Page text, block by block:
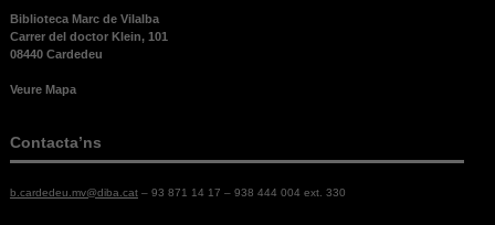
Biblioteca Marc de Vilalba
Carrer del doctor Klein, 101
08440 Cardedeu
Veure Mapa
Contacta’ns
b.cardedeu.mv@diba.cat– 93 871 14 17 – 938 444 004 ext. 330
nostre lloc
el millor